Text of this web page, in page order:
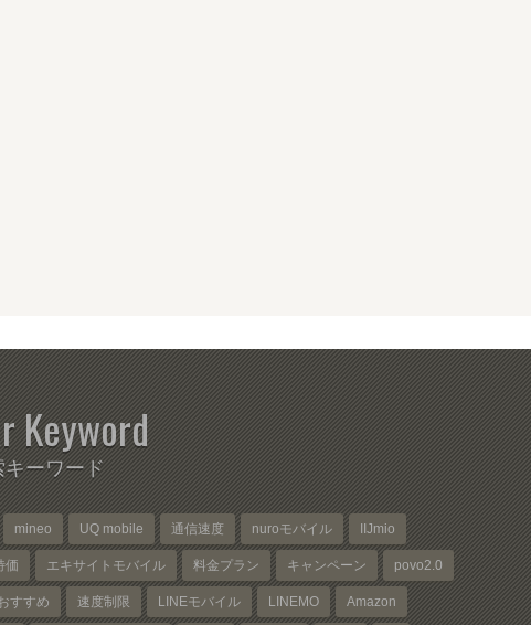
Keyword
キーワード
mineo UQ mobile 通信速度 nuroモバイル IIJmio
価 エキサイトモバイル 料金プラン キャンペーン povo2.0
すすめ 速度制限 LINEモバイル LINEMO Amazon